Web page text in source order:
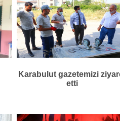
Karabulut gazetemizi
etti